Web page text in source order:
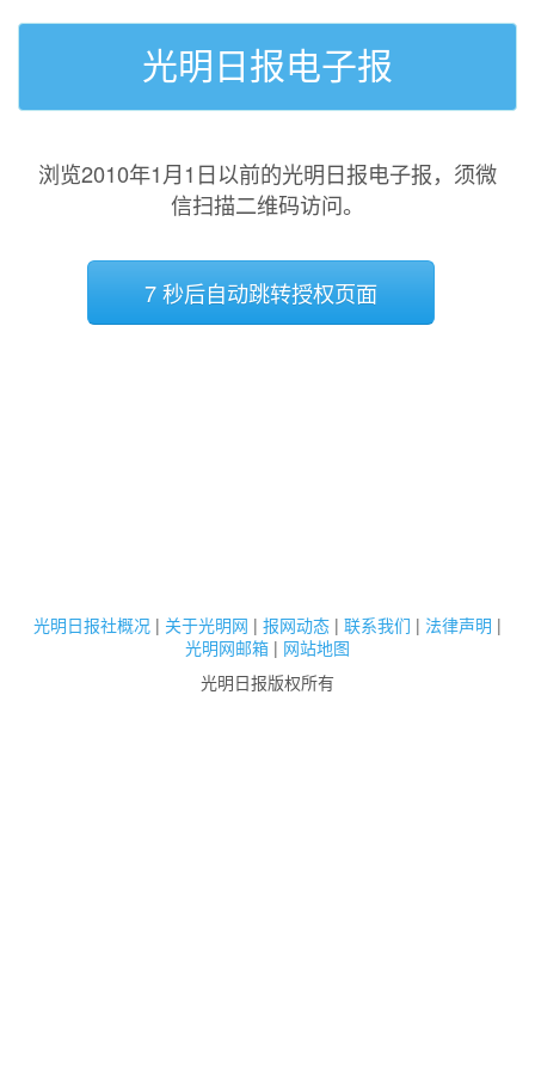
光明日报电子报
浏览2010年1月1日以前的光明日报电子报，须微
信扫描二维码访问。
7 秒后自动跳转授权页面
光明日报社概况 | 关于光明网 | 报网动态 | 联系我们 | 法律声明 |
光明网邮箱 | 网站地图
光明日报版权所有